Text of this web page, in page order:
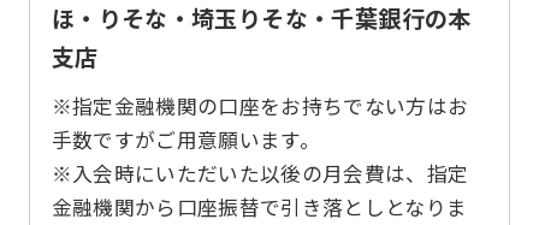
ほ・りそな・埼玉りそな・千葉銀行の本
支店
※指定金融機関の口座をお持ちでない方はお
手数ですがご用意願います。
※入会時にいただいた以後の月会費は、指定
金融機関から口座振替で引き落としとなりま